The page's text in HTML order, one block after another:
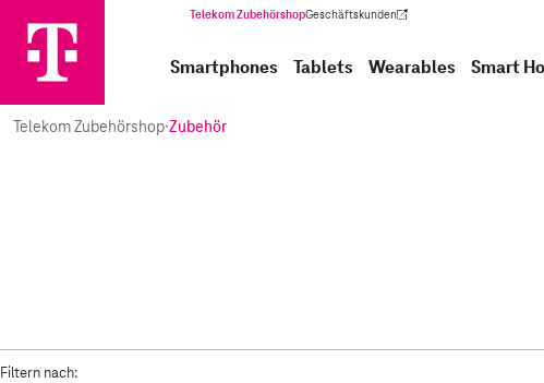
Telekom ZubehörshopGeschäftskunden
(Wird in einem neuen Tab geöffnet)
Smartphones Tablets Wearables Smart
Telekom Zubehörshop·Zubehör
Filtern nach: